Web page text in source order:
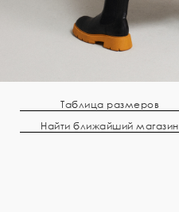
Таблица размеров
Найти ближайший магазин